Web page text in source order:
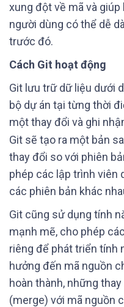
xung đột về mã và
người dùng có thể dễ
trước đó.
Cách Git hoạt động
Git lưu trữ dữ liệu dưới
bộ dự án tại từng thời
một thay đổi và ghi
Git sẽ tạo ra một bản
thay đổi so với phiên
phép các lập trình viên
các phiên bản khác
Git cũng sử dụng tính
mạnh mẽ, cho phép
riêng để phát triển tính
hưởng đến mã nguồn
hoàn thành, những
(merge) với mã nguồn